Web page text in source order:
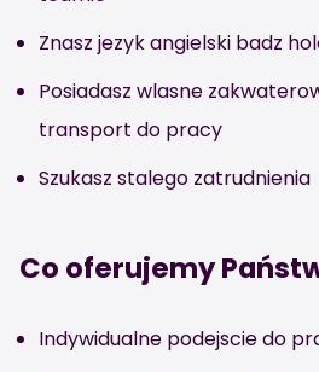
Znasz jezyk angielski badz
Posiadasz wlasne
transport do pracy
Szukasz stalego zatrudnienia
Co oferujemy
Indywidualne podejscie do